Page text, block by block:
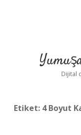
Dijital
Etiket: 4 Boyut